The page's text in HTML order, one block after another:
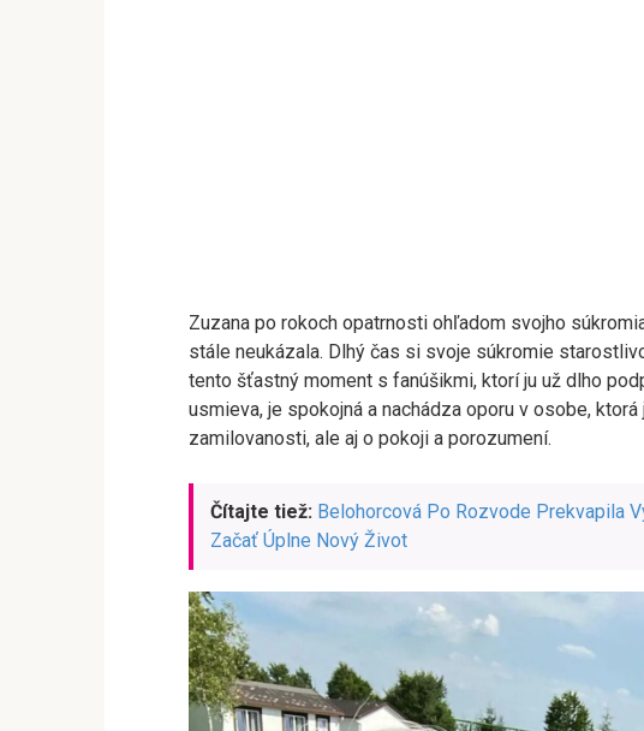
Zuzana po rokoch opatrnosti ohľadom svojho
stále neukázala. Dlhý čas si svoje súkromie
tento šťastný moment s fanúšikmi, ktorí ju už dlho
usmieva, je spokojná a nachádza oporu v osobe,
zamilovanosti, ale aj o pokoji a porozumení.
Čítajte tiež: Belohorcová Po Rozvode Prekvapila
Začať Úplne Nový Život